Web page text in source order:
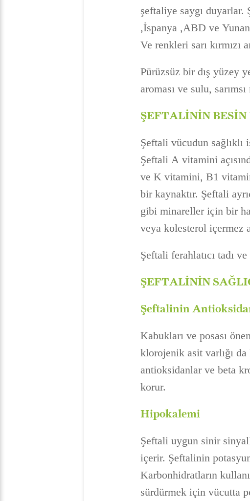
şeftaliye saygı
,İspanya ,ABD ve
Ve renkleri sarı kırmızı
Pürüzsüz bir dış yüzey
aroması ve sulu,
ŞEFTALİNİN BESİN
Şeftali vücudun
Şeftali A vitamini
ve K vitamini, B1
bir kaynaktır. Şeftali
gibi minareller için bir
veya kolesterol içermez
Şeftali ferahlatıcı tadı
ŞEFTALİNİN
Şeftalinin
Kabukları ve posası
klorojenik asit varlığı
antioksidanlar ve beta
korur.
Hipokalemi
Şeftali uygun sinir
içerir. Şeftalinin
Karbonhidratların
sürdürmek için vücutta